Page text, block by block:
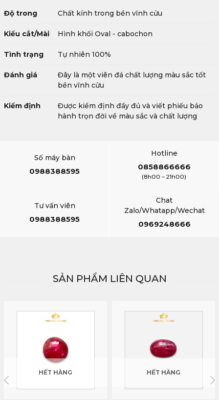
Độ trong Chất kính trong bền vĩnh cửu
Kiểu cắt/Mài Hình khối Oval - cabochon
Tình trạng Tự nhiên 100%
Đánh giá
Đây là một viên đá chất lượng màu sắc tốt
bền vĩnh cửu
Kiểm định
Được kiểm định đầy đủ và viết phiếu bảo
hành trọn đời về màu sắc và chất lượng
Số máy bàn
0988388595
Hotline
0858866666
(8h00 – 21h00)
Tư vấn viên
0988388595
Chat
Zalo/Whatapp/Wechat
0969248666
SẢN PHẨM LIÊN QUAN
HẾT HÀNG HẾT HÀNG